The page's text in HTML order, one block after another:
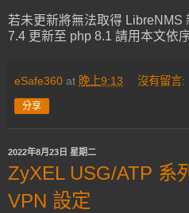
若未更新將無法取得 LibreNMS
7.4 更新至 php 8.1 請用本文依
eSafe360 at 晚上9:13 沒有留言:
分享
2022年8月23日 星期二
ZyXEL USG/ATP 系
VPN 設定